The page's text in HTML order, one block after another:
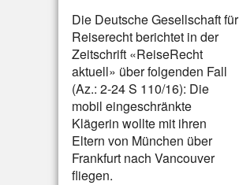
Die Deutsche Gesellschaft für
Reiserecht berichtet in der
Zeitschrift «ReiseRecht
aktuell» über folgenden Fall
(Az.: 2-24 S 110/16): Die
mobil eingeschränkte
Klägerin wollte mit ihren
Eltern von München über
Frankfurt nach Vancouver
fliegen.